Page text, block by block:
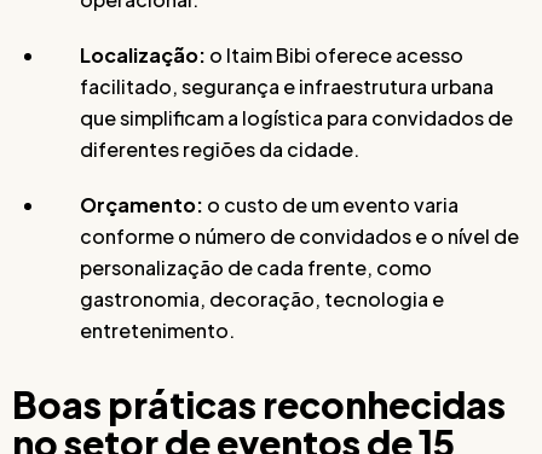
Localização: o Itaim Bibi oferece acesso
facilitado, segurança e infraestrutura urbana
que simplificam a logística para convidados de
diferentes regiões da cidade.
Orçamento: o custo de um evento varia
conforme o número de convidados e o nível de
personalização de cada frente, como
gastronomia, decoração, tecnologia e
entretenimento.
Boas práticas reconhecidas
no setor de eventos de 15